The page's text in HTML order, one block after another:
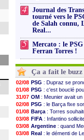
4
Journal des
tourné vers le
de Salah connu,
Real...
5
Mercato : le
Ferran Torres !
Ça a fait le
02/08 PSG : Dupraz se
01/08 PSG : c'est bouclé
31/07 OM : Meunier avait
02/08 PSG : le Barça fixe
01/08 Barça : Torres
03/08 FIFA : Infantino
03/08 Argentine : quand
03/08 Real : le démenti de